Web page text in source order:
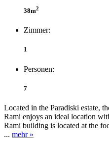
38m2
Zimmer:
1
Personen:
7
Located in the Paradiski estate,
Rami enjoys an ideal location
Rami building is located at the
... mehr »